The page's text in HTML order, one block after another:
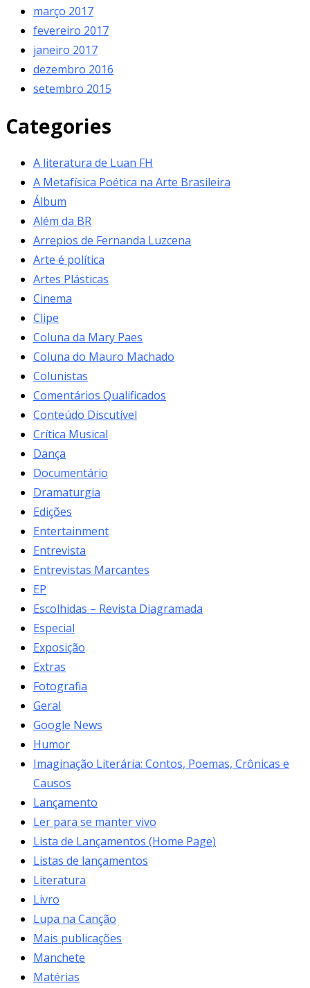
março 2017
fevereiro 2017
janeiro 2017
dezembro 2016
setembro 2015
Categories
A literatura de Luan FH
A Metafísica Poética na Arte Brasileira
Álbum
Além da BR
Arrepios de Fernanda Luzcena
Arte é política
Artes Plásticas
Cinema
Clipe
Coluna da Mary Paes
Coluna do Mauro Machado
Colunistas
Comentários Qualificados
Conteúdo Discutível
Crítica Musical
Dança
Documentário
Dramaturgia
Edições
Entertainment
Entrevista
Entrevistas Marcantes
EP
Escolhidas – Revista Diagramada
Especial
Exposição
Extras
Fotografia
Geral
Google News
Humor
Imaginação Literária: Contos, Poemas, Crônicas e
Causos
Lançamento
Ler para se manter vivo
Lista de Lançamentos (Home Page)
Listas de lançamentos
Literatura
Livro
Lupa na Canção
Mais publicações
Manchete
Matérias